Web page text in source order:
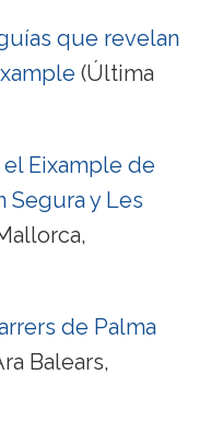
que revelan
(Última
Eixample de
Segura y Les
de Palma
Balears,